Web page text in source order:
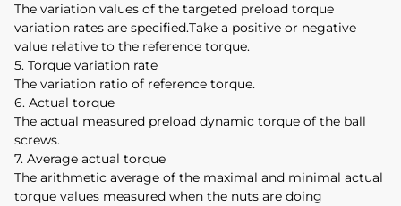
The variation values of the targeted preload torque
variation rates are specified.Take a positive or negative
value relative to the reference torque.
5. Torque variation rate
The variation ratio of reference torque.
6. Actual torque
The actual measured preload dynamic torque of the ball
screws.
7. Average actual torque
The arithmetic average of the maximal and minimal actual
torque values measured when the nuts are doing